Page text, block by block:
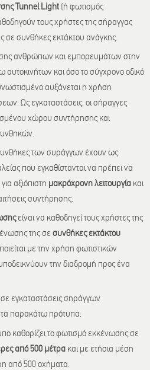
Tunnel Light (ή φωτισμός
τους χρήστες της σήραγγας
σε συνθήκες εκτάκτου ανάγκης.
ανθρώπων και εμπορευμάτων στην
και όσο το σύγχρονο οδικό
αυξάνεται η χρήση
Ως εγκαταστάσεις, οι σήραγγες
χώρου συντήρησης και
συνθήκες των συράγγων έχουν ως
που εγκαθίστανται να πρέπει να
αξιόπιστη μακρόχρονη λειτουργία και
συντήρησης.
είναι να καθοδηγεί τους χρήστες της
της σε συνθήκες εκτάκτου
με την χρήση φωτιστικών
την διαδρομή προς ένα
εγκαταστάσεις σηράγγων
παρακάτω πρότυπα:
καθορίζει το φωτισμό εκκένωσης σε
από 500 μέτρα και με ετήσια μέση
από 500 οχήματα.